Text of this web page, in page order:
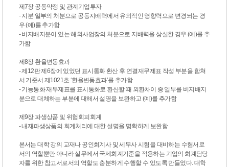
제7장 공동약정 및 관계기업투자
- 지분 일부의 처분으로 공동지배력에서 유의적인 영향력으로 변경되는 경
우 (예)를 추가함
- 비지배지분이 있는 해외사업장의 처분으로 지배력을 상실한 경우 (예)를 추
가함
제8장 환율변동효과
- 제12판 제6장에 있었던 표시통화 환산 후 연결재무제표 작성 부분을 합쳐
서 기준서 제1021호 ‘환율변동효과’를 추가함
- 기능통화 재무제표를 표시통화로 환산할 때 외환차이 중 일부를 비지배지
분으로 대체하는 부분에 대해서 설명을 보완하고 (예)를 추가함
제9장 파생상품 및 위험회피회계
- 내재파생상품의 회계처리에 대한 설명을 명확하게 보완함
본서는 대학 강의 교재나 공인회계사 및 세무사 시험을 대비하는 수험서로
서의 역할뿐만 아니라 실무에서 국제회계기준을 적용하는 기업의 회계담당
자를 위한 참고서로서의 역할도 충분하게 수행할 수 있도록 만들었다. 대학